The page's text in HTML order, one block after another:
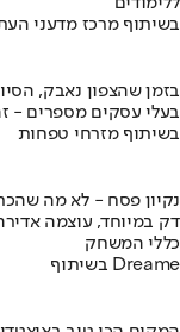
בשיתוף מרכז מדעני
בזמן שהצפון נאבק,
בעלי עסקים מספרים -
בשיתוף מזרחי טפחות
נקיון פסח - לא מה
דק במיוחד, עוצמה
כללי המשחק
בשיתוף Dreame